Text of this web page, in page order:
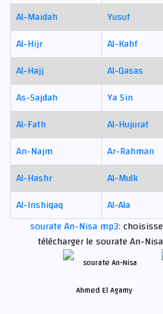
Al-Maidah
Yusuf
Al-Hijr
Al-Kahf
Al-Hajj
Al-Qasas
As-Sajdah
Ya Sin
Al-Fath
Al-Hujurat
An-Najm
Ar-Rahman
Al-Hashr
Al-Mulk
Al-Inshiqaq
Al-Ala
sourate An-Nisa mp3:
télécharger le sourate An-